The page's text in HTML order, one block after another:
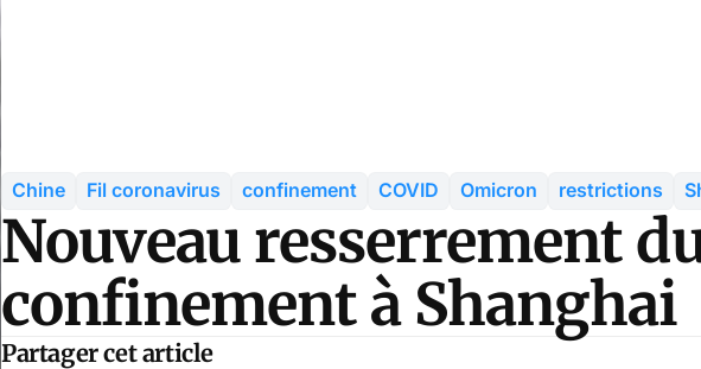
Chine Fil coronavirus confinement COVID Omicron restrictions
Nouveau resserrement
confinement à Shanghai
Partager cet article